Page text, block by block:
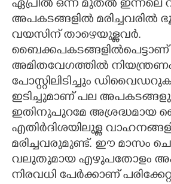
CONTACT US
ഏപ്രിൽ ഒന്ന് മുതൽ ഇന്നലെ
അപകടങ്ങളിൽ മരിച്ചവരിൽ
വയസിന് താഴെയുള്ളവർ.
ബൈക്കപകടങ്ങളിൽപെട്ടാണ്
അമിതവേഗത്തിൽ
പോസ്റ്റിലിടിച്ചും
ഇടിച്ചുമാണ് പല
ഇതിനുപുറമേ അശ്രദ്ധമായ
എതിർദിശയിലുള്ള
മരിച്ചവരുമുണ്ട്. ഈ മാസം
വലുതുമായ എഴുപതോളം
നിരവധി പേർക്കാണ്